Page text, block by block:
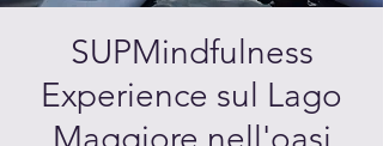
SUPMindfulness
Experience sul Lago